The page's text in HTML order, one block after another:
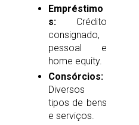
Empréstimo
s: Crédito
consignado,
pessoal e
home equity.
Consórcios:
Diversos
tipos de bens
e serviços.